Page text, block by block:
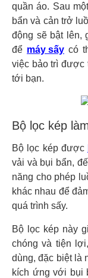
quần áo. Sau
bẩn và cản trở
động sẽ bật lên,
để máy sấy có
việc bảo trì được
tới bạn.
Bộ lọc kép
Bộ lọc kép được
vải và bụi bẩn,
năng cho phép
khác nhau để
quá trình sấy.
Bộ lọc kép này
chóng và tiện
dùng, đặc biệt là
kích ứng với bụi